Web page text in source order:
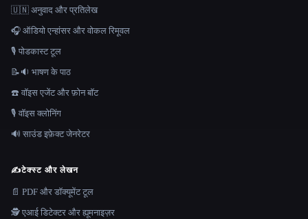
🇺🇳 अनुवाद और प्रतिलेख
🎧 ऑडियो एन्हांसर और वोकल रिमूवल
🎙️ पोडकास्ट टूल
📝🔉 भाषण के पाठ
☎️ वॉइस एजेंट और फ़ोन बॉट
🎙️ वॉइस क्लोनिंग
🔊 साउंड इफ़ेक्ट जेनरेटर
✍️टेक्स्ट और लेखन
📄 PDF और डॉक्यूमेंट टूल
🕵️ एआई डिटेक्टर और ह्यूमनाइज़र